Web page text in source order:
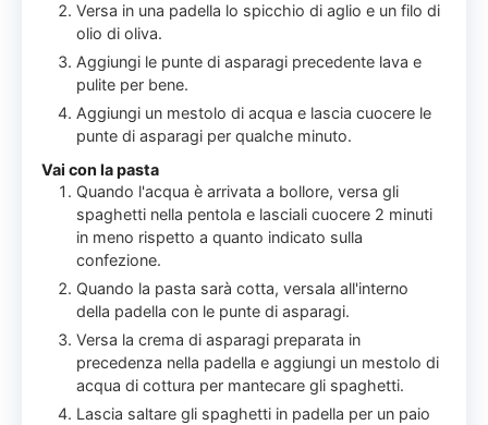
Versa in una padella lo spicchio di aglio e un filo di
olio di oliva.
Aggiungi le punte di asparagi precedente lava e
pulite per bene.
Aggiungi un mestolo di acqua e lascia cuocere le
punte di asparagi per qualche minuto.
Vai con la pasta
Quando l'acqua è arrivata a bollore, versa gli
spaghetti nella pentola e lasciali cuocere 2 minuti
in meno rispetto a quanto indicato sulla
confezione.
Quando la pasta sarà cotta, versala all'interno
della padella con le punte di asparagi.
Versa la crema di asparagi preparata in
precedenza nella padella e aggiungi un mestolo di
acqua di cottura per mantecare gli spaghetti.
Lascia saltare gli spaghetti in padella per un paio